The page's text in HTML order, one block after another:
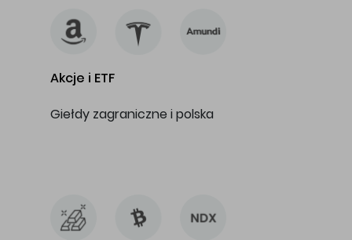
Akcje i ETF
Giełdy zagraniczne i polska